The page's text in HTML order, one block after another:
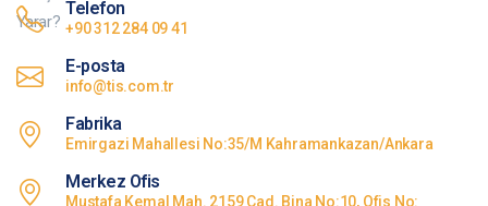
Telefon
+90 312 284 09 41
E-posta
info@tis.com.tr
Fabrika
Emirgazi Mahallesi No:35/M Kahramankazan/Ankara
Merkez Ofis
Mustafa Kemal Mah. 2159 Cad. Bina No:10, Ofis No: